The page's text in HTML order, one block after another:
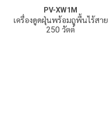
PV-XW1M
เครื่องดูดฝุ่นพร้อมถูพื้นไร้สาย
250 วัตต์